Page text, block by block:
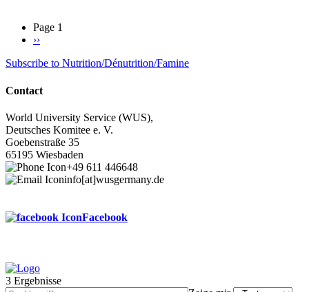
Pagination
Page 1
Next
››
Subscribe to Nutrition/Dénutrition/Famine
Contact
World University Service (WUS),
Deutsches Komitee e. V.
Goebenstraße 35
65195 Wiesbaden
+49 611 446648
info[at]wusgermany.de
Facebook
Footer
3 Ergebnisse